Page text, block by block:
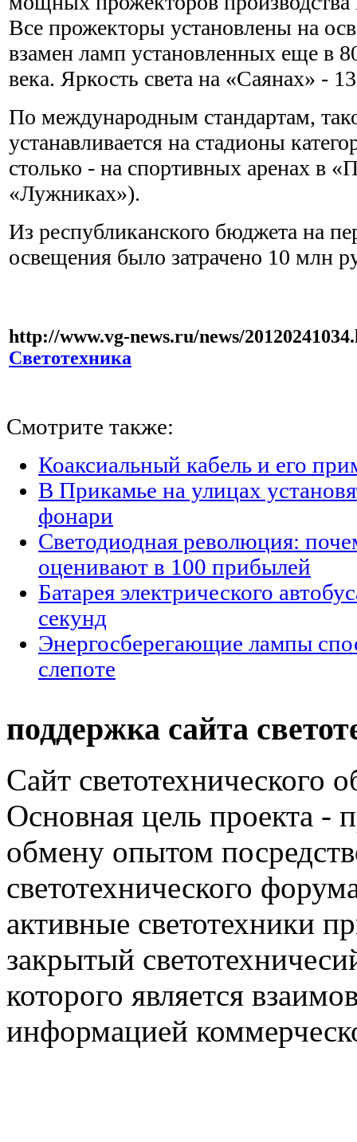
Все прожекторы установлены на
взамен ламп установленных еще в
века. Яркость света на «Саянах» -
По международным стандартам,
устанавливается на стадионы
столько - на спортивных аренах в
«Лужниках»).
Из республиканского бюджета на
освещения было затрачено 10 млн
http://www.vg-news.ru/news/
Светотехника
Смотрите также:
Коаксиальный кабель и его
В Прикамье на улицах
фонари
Светодиодная революция:
оценивают в 100 прибылей
Батарея электрического
секунд
Энергосберегающие лампы
слепоте
поддержка сайта
Сайт светотехнического
Основная цель проекта -
обмену опытом
светотехнического
активные светотехники
закрытый
которого является
информацией